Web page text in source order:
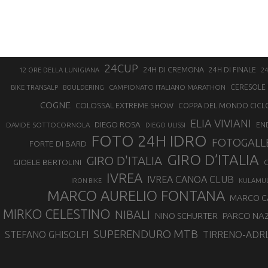
12 ORE DELLA LUNIGIANA 24CUP 24H DI CREMONA 24H DI FINALE
BIKE TRANSALP BOULDERING CAMPIONATO ITALIANO MARATHON CERESOLE
COGNE COLOSSAL EXTREME SHOW COPPA DEL MONDO
DAVIDE SOTTOCORNOLA DIEGO ROSA DIEGO ULISSI ELIA VIVIANI
FORTE DI BARD FOTO 24H IDRO
GIOELE BERTOLINI GIRO D'ITALIA GIRO D’ITALIA
IRON BIKE IVREA IVREA CANOA CLUB
MARCO AURELIO FONTANA MARCO
MIRKO CELESTINO NIBALI NINO SCHURTER PARCO
STEFANO GHISOLFI SUPERENDURO MTB TIRRENO-